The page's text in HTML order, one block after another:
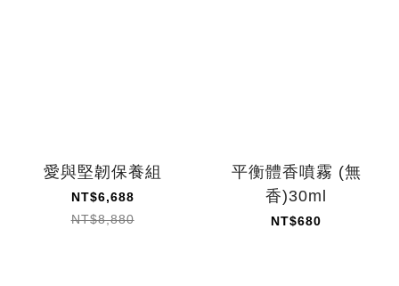
愛與堅韌保養組
NT$6,688
NT$8,880
平衡體香噴霧 (無
香)30ml
NT$680